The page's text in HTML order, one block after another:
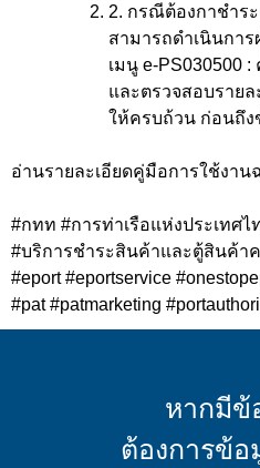
2. กรณีต้องกาชำร
สามารถดำเนินการ
เมนู e-PS030500 :
และตรวจสอบรายล
ให้ครบถ้วน ก่อนถึ
อ่านรายละเอียดคู่มือการใช้งาน
#กทท #การท่าเรือแห่งประเทศไ
#บริการชำระสินค้าและตู้สินค้าค
#eport #eportservice
#pat #patmarketing
หากมีข้
ต้องการข้อ